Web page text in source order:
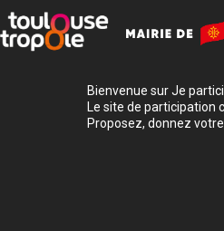
Bienvenue sur Je
Le site de participation
Proposez, donnez